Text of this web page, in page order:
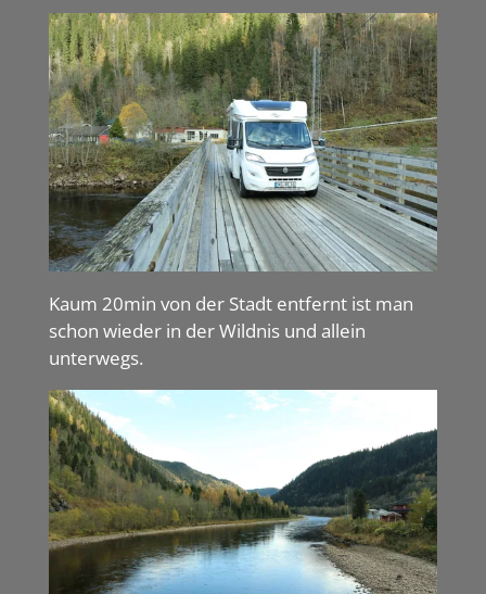
Kaum 20min von der Stadt entfernt ist man
schon wieder in der Wildnis und allein
unterwegs.